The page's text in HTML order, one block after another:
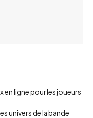
en ligne pour les joueurs
univers de la bande